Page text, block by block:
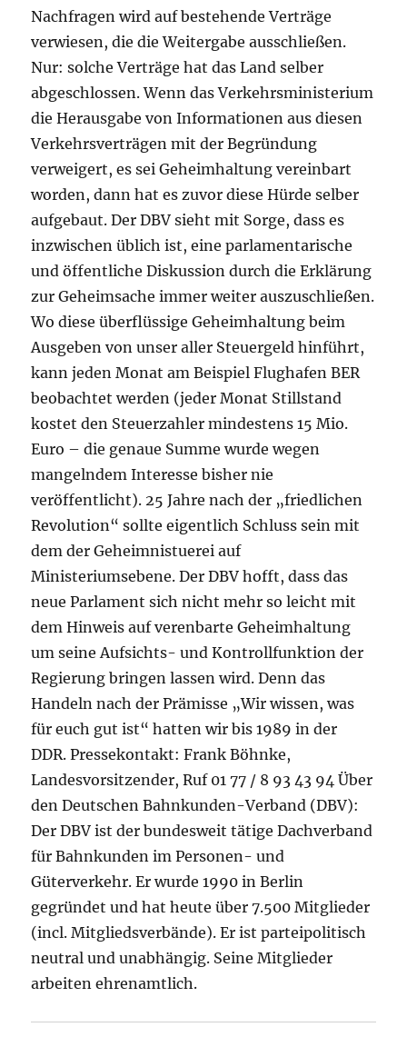
Nachfragen wird auf bestehende Verträge
verwiesen, die die Weitergabe ausschließen.
Nur: solche Verträge hat das Land selber
abgeschlossen. Wenn das Verkehrsministerium
die Herausgabe von Informationen aus diesen
Verkehrsverträgen mit der Begründung
verweigert, es sei Geheimhaltung vereinbart
worden, dann hat es zuvor diese Hürde selber
aufgebaut. Der DBV sieht mit Sorge, dass es
inzwischen üblich ist, eine parlamentarische
und öffentliche Diskussion durch die Erklärung
zur Geheimsache immer weiter auszuschließen.
Wo diese überflüssige Geheimhaltung beim
Ausgeben von unser aller Steuergeld hinführt,
kann jeden Monat am Beispiel Flughafen BER
beobachtet werden (jeder Monat Stillstand
kostet den Steuerzahler mindestens 15 Mio.
Euro – die genaue Summe wurde wegen
mangelndem Interesse bisher nie
veröffentlicht). 25 Jahre nach der „friedlichen
Revolution“ sollte eigentlich Schluss sein mit
dem der Geheimnistuerei auf
Ministeriumsebene. Der DBV hofft, dass das
neue Parlament sich nicht mehr so leicht mit
dem Hinweis auf verenbarte Geheimhaltung
um seine Aufsichts- und Kontrollfunktion der
Regierung bringen lassen wird. Denn das
Handeln nach der Prämisse „Wir wissen, was
für euch gut ist“ hatten wir bis 1989 in der
DDR. Pressekontakt: Frank Böhnke,
Landesvorsitzender, Ruf 01 77 / 8 93 43 94 Über
den Deutschen Bahnkunden-Verband (DBV):
Der DBV ist der bundesweit tätige Dachverband
für Bahnkunden im Personen- und
Güterverkehr. Er wurde 1990 in Berlin
gegründet und hat heute über 7.500 Mitglieder
(incl. Mitgliedsverbände). Er ist parteipolitisch
neutral und unabhängig. Seine Mitglieder
arbeiten ehrenamtlich.